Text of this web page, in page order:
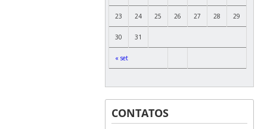
« set
23 24 25 26 27 28 29
30 31
CONTATOS